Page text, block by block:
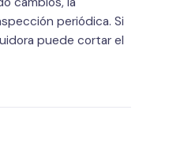
periódica. Si
puede cortar el